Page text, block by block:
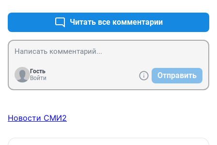
Читать все комментарии
Гость
Войти
Отправить
Новости СМИ2